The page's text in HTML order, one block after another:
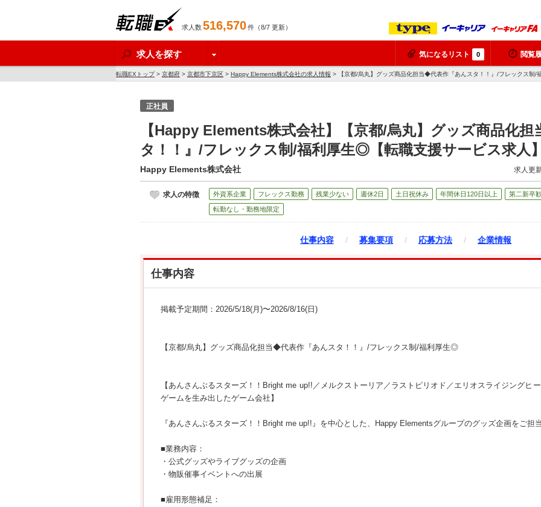
求人数516,570件（8/7 更新）
求人を探す 気になるリスト 0 閲覧
転職EXトップ> 京都府 > 京都市下京区 > Happy Elements株式会社の求人情報 > 【京都/烏丸】グッズ商品化担当◆代表作『あんスタ！！』/フレックス制/
正社員
【Happy Elements株式会社】【京都/烏丸】グッズ商品化
タ！！』/フレックス制/福利厚生◎【転職支援サービス求人
Happy Elements株式会社 求人更
求人の特徴 外資系企業 フレックス勤務 残業少ない 週休2日 土日祝休み 年間休日120日以上 第二新卒
転勤なし・勤務地限定
仕事内容 / 募集要項 / 応募方法 / 企業情報
仕事内容
掲載予定期間：2026/5/18(月)〜2026/8/16(日)
【京都/烏丸】グッズ商品化担当◆代表作『あんスタ！！』/フレックス制/福利厚生◎
【あんさんぶるスターズ！！Bright me up!!／メルクストーリア／ラストピリオド／エリオスライジングヒ
ゲームを生み出したゲーム会社】
『あんさんぶるスターズ！！Bright me up!!』を中心とした、Happy Elementsグループのグッズ企画をご担
■業務内容：
・公式グッズやライブグッズの企画
・物販催事イベントへの出展
■雇用形態補足：